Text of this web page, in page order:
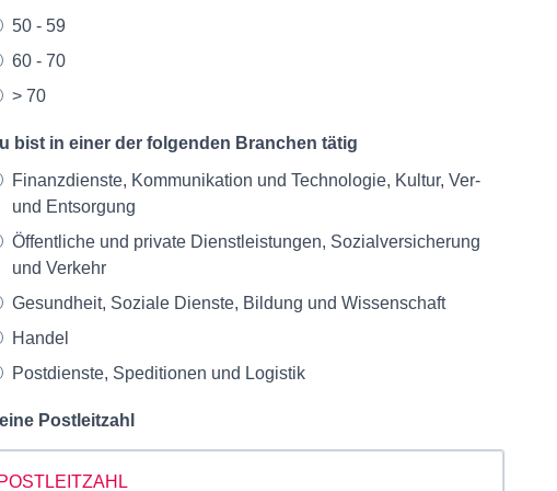
50 - 59
60 - 70
> 70
bist in einer der folgenden Branchen tätig
Finanzdienste, Kommunikation und Technologie, Kultur, Ver-
und Entsorgung
Öffentliche und private Dienstleistungen, Sozialversicherung
und Verkehr
Gesundheit, Soziale Dienste, Bildung und Wissenschaft
Handel
Postdienste, Speditionen und Logistik
Postleitzahl